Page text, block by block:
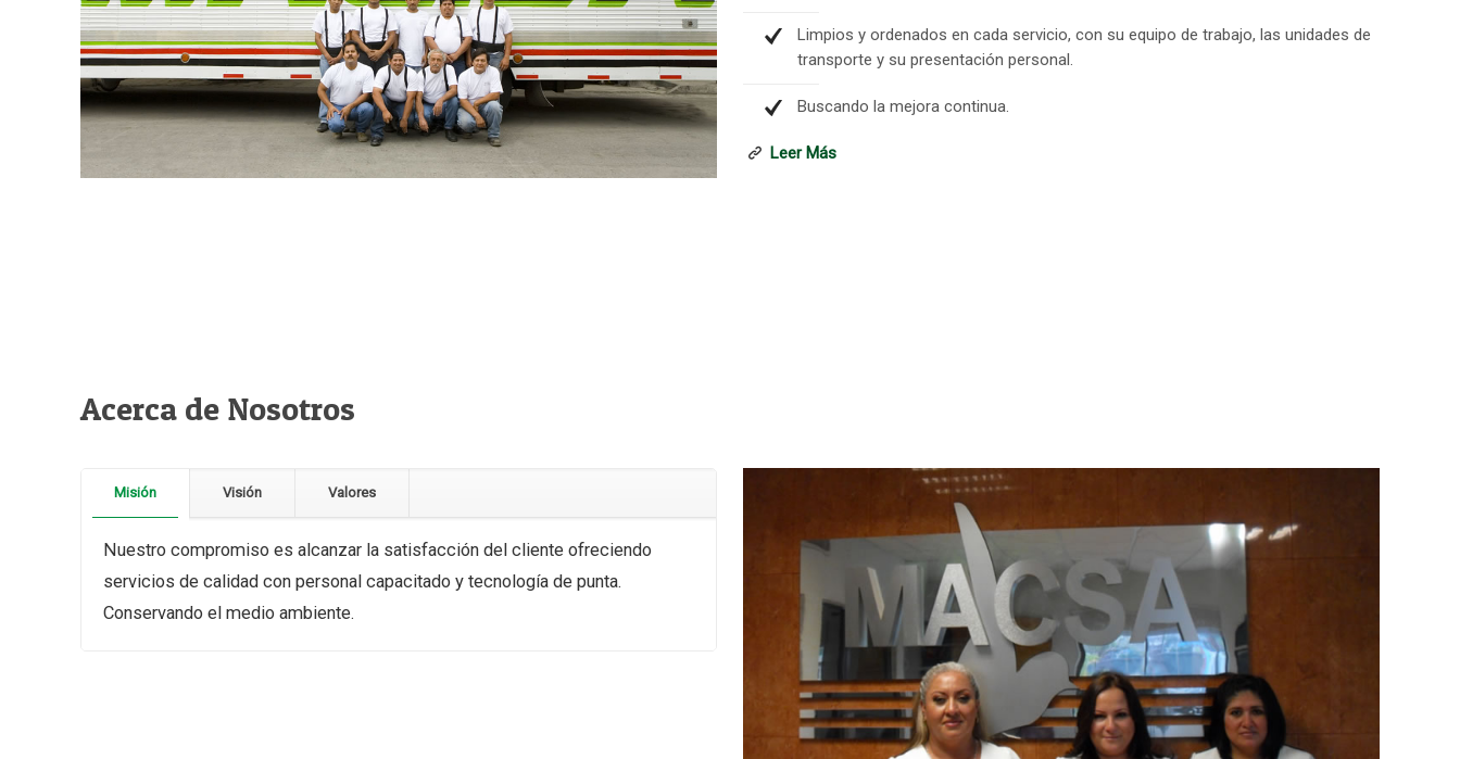
Limpios y ordenados en cada servicio, con su equipo de trabajo, las unidades de
transporte y su presentación personal.
Buscando la mejora continua.
Leer Más
Acerca de Nosotros
Misión Visión Valores
Nuestro compromiso es alcanzar la satisfacción del cliente ofreciendo
servicios de calidad con personal capacitado y tecnología de punta.
Conservando el medio ambiente.